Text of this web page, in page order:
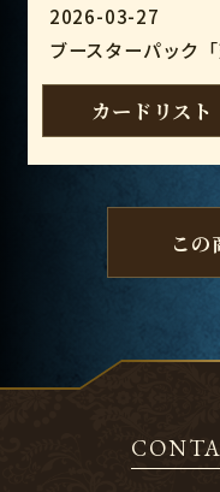
2026-03-27
ブースターパック「
カードリスト
こ